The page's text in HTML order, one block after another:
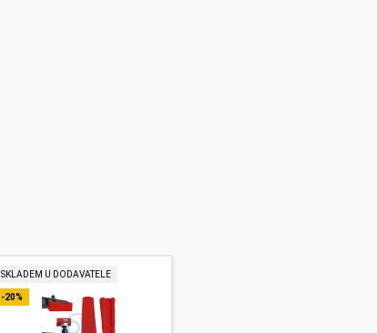
SKLADEM U DODAVATELE
-20%